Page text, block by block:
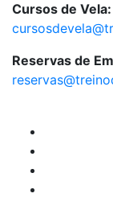
Cursos de Vela:
Reservas de